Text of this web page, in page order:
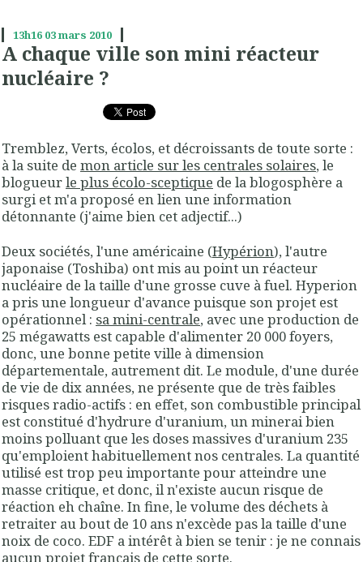
13h16 03mars 2010
A chaque ville son mini réacteur
nucléaire ?
Tremblez, Verts, écolos, et décroissants de toute sorte :
à la suite de mon article sur les centrales solaires, le
blogueurle plus écolo-sceptique de la blogosphère a
surgi et m'a proposé en lien une information
détonnante (j'aime bien cet adjectif...)
Deux sociétés, l'une américaine (Hypérion), l'autre
japonaise (Toshiba) ont mis au point un réacteur
nucléaire de la taille d'une grosse cuve à fuel. Hyperion
a pris une longueur d'avance puisque son projet est
opérationnel : sa mini-centrale, avec une production de
25 mégawatts est capable d'alimenter 20 000 foyers,
donc, une bonne petite ville à dimension
départementale, autrement dit. Le module, d'une durée
de vie de dix années, ne présente que de très faibles
risques radio-actifs : en effet, son combustible principal
est constitué d'hydrure d'uranium, un minerai bien
moins polluant que les doses massives d'uranium 235
qu'emploient habituellement nos centrales. La quantité
utilisé est trop peu importante pour atteindre une
masse critique, et donc, il n'existe aucun risque de
réaction eh chaîne. In fine, le volume des déchets à
retraiter au bout de 10 ans n'excède pas la taille d'une
noix de coco. EDF a intérêt à bien se tenir : je ne connais
aucun projet français de cette sorte.